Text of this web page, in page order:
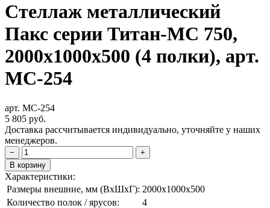
Стеллаж металлический
Пакс серии Титан-МС 750,
2000x1000x500 (4 полки), арт.
МС-254
арт. МС-254
5 805 руб.
Доставка рассчитывается индивидуально, уточняйте у наших
менеджеров.
−
+
В корзину
Характеристики:
Размеры внешние, мм (ВxШxГ): 2000x1000x500
Количество полок / ярусов:
4